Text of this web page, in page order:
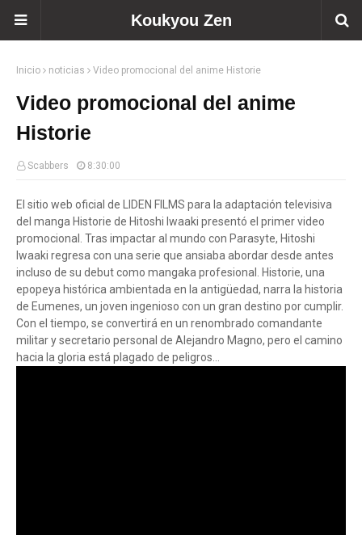
Koukyou Zen
Inicio noticias Video promocional del anime Historie
Video promocional del anime
Historie
Scabbers 8:30:00
El sitio web oficial de LIDEN FILMS para la adaptación televisiva
del manga Historie de Hitoshi Iwaaki presentó el primer video
promocional. Tras impactar al mundo con Parasyte, Hitoshi
Iwaaki regresa con una serie que ansiaba abordar desde antes
incluso de su debut como mangaka profesional. Historie, una
epopeya histórica ambientada en la antigüedad, narra la historia
de Eumenes, un joven ingenioso con un gran destino por cumplir.
Con el tiempo, se convertirá en un renombrado comandante
militar y secretario personal de Alejandro Magno, pero el camino
hacia la gloria está plagado de peligros…